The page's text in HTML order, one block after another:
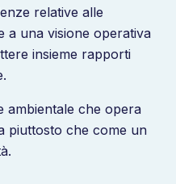
relative alle
a una visione operativa
insieme rapporti
ambientale che opera
piuttosto che come un